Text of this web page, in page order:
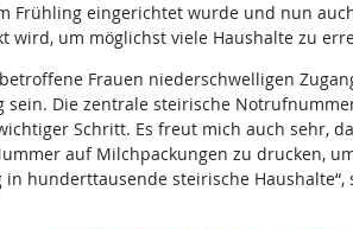
Frühling eingerichtet wurde und nun
wird, um möglichst viele Haushalte zu
Frauen niederschwelligen
sein. Die zentrale steirische
Schritt. Es freut mich auch sehr,
auf Milchpackungen zu drucken,
in hunderttausende steirische Haushalte“,